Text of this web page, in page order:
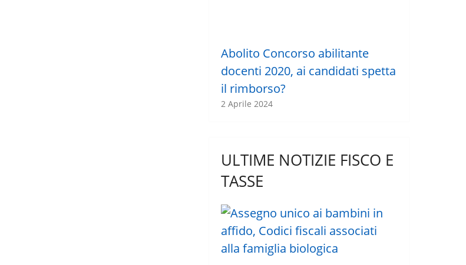
Abolito Concorso abilitante
docenti 2020, ai candidati spetta
il rimborso?
2 Aprile 2024
ULTIME NOTIZIE FISCO E
TASSE